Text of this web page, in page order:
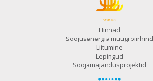
Hinnad
Soojusenergia müügi piirhind
Liitumine
Lepingud
Soojamajandusprojektid